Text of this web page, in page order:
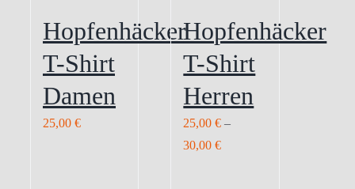
Hopfenhäcker
T-Shirt
Damen
25,00 €
Hopfenhäcker
T-Shirt
Herren
25,00€ –
30,00€